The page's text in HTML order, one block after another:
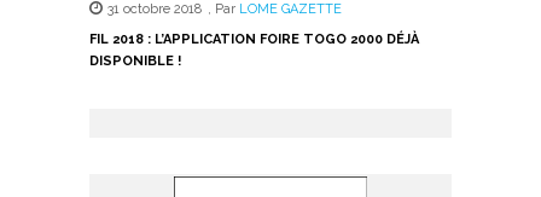
31 octobre 2018 , Par LOME GAZETTE
FIL 2018 : L’APPLICATION FOIRE TOGO 2000 DÉJÀ
DISPONIBLE !